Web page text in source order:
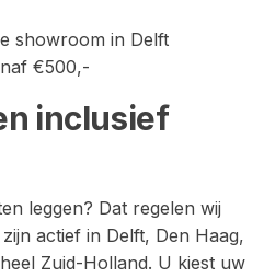
showroom in Delft
€500,-
inclusief
leggen? Dat regelen wij
actief in Delft, Den Haag,
Zuid-Holland. U kiest uw